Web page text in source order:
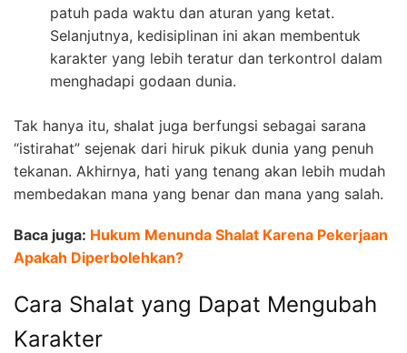
patuh pada waktu dan aturan yang ketat.
Selanjutnya, kedisiplinan ini akan membentuk
karakter yang lebih teratur dan terkontrol dalam
menghadapi godaan dunia.
Tak hanya itu, shalat juga berfungsi sebagai sarana
“istirahat” sejenak dari hiruk pikuk dunia yang penuh
tekanan. Akhirnya, hati yang tenang akan lebih mudah
membedakan mana yang benar dan mana yang salah.
Baca juga: Hukum Menunda Shalat Karena Pekerjaan
Apakah Diperbolehkan?
Cara Shalat yang Dapat Mengubah
Karakter